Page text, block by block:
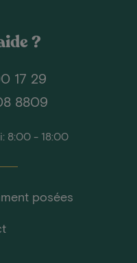
?
17 29
8809
8:00 - 18:00
posées